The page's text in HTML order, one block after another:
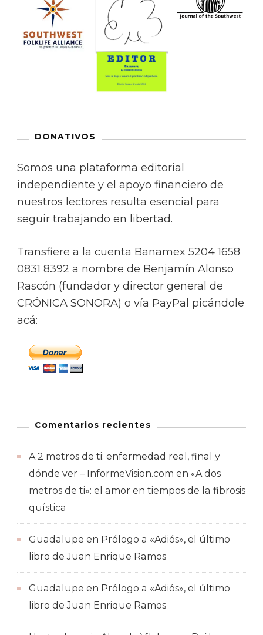
DONATIVOS
Somos una plataforma editorial
independiente y el apoyo financiero de
nuestros lectores resulta esencial para
seguir trabajando en libertad.
Transfiere a la cuenta Banamex 5204 1658
0831 8392 a nombre de Benjamín Alonso
Rascón (fundador y director general de
CRÓNICA SONORA) o vía PayPal picándole
acá:
Comentarios recientes
A 2 metros de ti: enfermedad real, final y
dónde ver – InformeVision.com en «A dos
metros de ti»: el amor en tiempos de la fibrosis
quística
Guadalupe en Prólogo a «Adiós», el último
libro de Juan Enrique Ramos
Guadalupe en Prólogo a «Adiós», el último
libro de Juan Enrique Ramos